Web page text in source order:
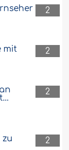
2
2
mit
2
2